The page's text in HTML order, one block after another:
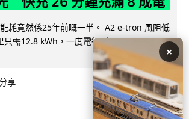
耗竟然係25年前嘅一半。 A2 e-tron 風阻低
只需12.8 kWh，一度電行到7.8公里。6...
享
×